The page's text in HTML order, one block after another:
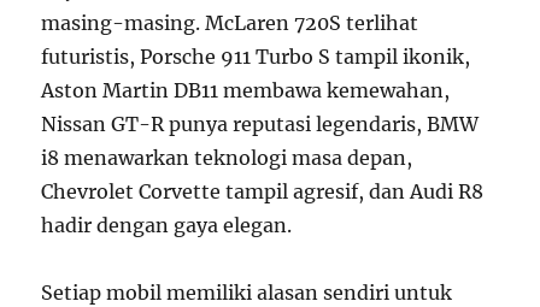
masing-masing. McLaren 720S terlihat
futuristis, Porsche 911 Turbo S tampil ikonik,
Aston Martin DB11 membawa kemewahan,
Nissan GT-R punya reputasi legendaris, BMW
i8 menawarkan teknologi masa depan,
Chevrolet Corvette tampil agresif, dan Audi R8
hadir dengan gaya elegan.
Setiap mobil memiliki alasan sendiri untuk